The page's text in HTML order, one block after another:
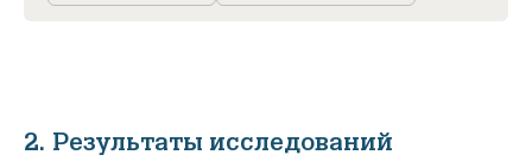
2. Результаты исследований